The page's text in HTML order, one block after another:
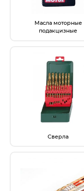
Масла моторные
подакцизные
Сверла